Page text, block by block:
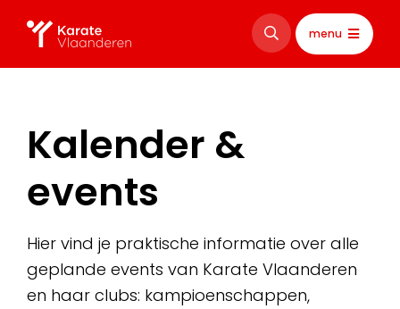
menu
Kalender &
events
Hier vind je praktische informatie over alle
geplande events van Karate Vlaanderen
en haar clubs: kampioenschappen,